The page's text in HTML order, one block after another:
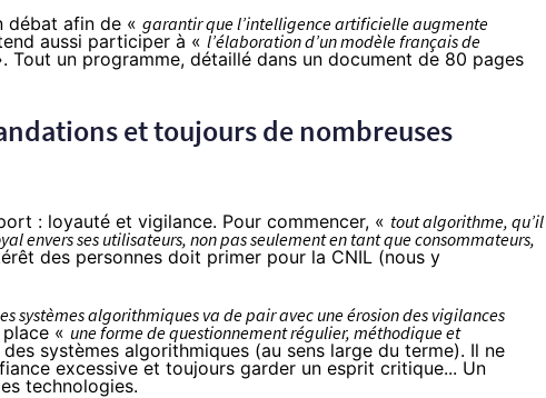
débat afin de « garantir que l’intelligence artificielle augmente
aussi participer à « l’élaboration d’un modèle français de
Tout un programme, détaillé dans un document de 80 pages
et toujours de nombreuses
: loyauté et vigilance. Pour commencer, « tout algorithme, qu’il
envers ses utilisateurs, non pas seulement en tant que consommateurs,
des personnes doit primer pour la CNIL (nous y
systèmes algorithmiques va de pair avec une érosion des vigilances
« une forme de questionnement régulier, méthodique et
systèmes algorithmiques (au sens large du terme). Il ne
excessive et toujours garder un esprit critique... Un
technologies.